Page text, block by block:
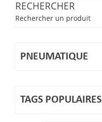
RECHERCHER
Rechercher un produit
PNEUMATIQUE
TAGS POPULAIRES